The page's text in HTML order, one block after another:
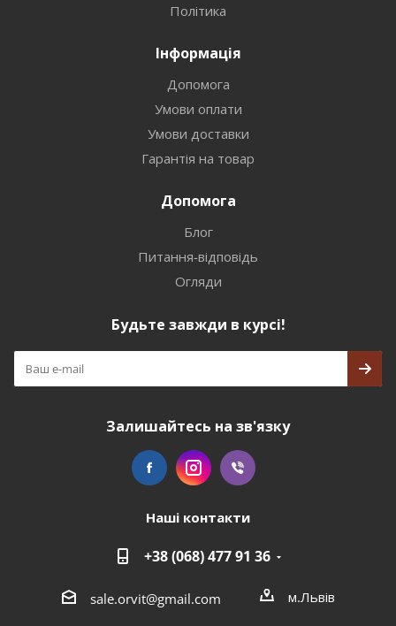
Політика
Інформація
Допомога
Умови оплати
Умови доставки
Гарантія на товар
Допомога
Блог
Питання-відповідь
Огляди
Будьте завжди в курсі!
Залишайтесь на зв'язку
Наші контакти
+38 (068) 477 91 36
sale.orvit@gmail.com м.Львів